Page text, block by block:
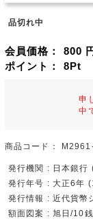
品切れ中
会員価格： 800
ポイント： 8Pt
申
中
商品コード：
発行機関 : 日本銀行
発行年号 : 大正6年
発行情報 : 近代貨幣
額面図案 : 旭日/10